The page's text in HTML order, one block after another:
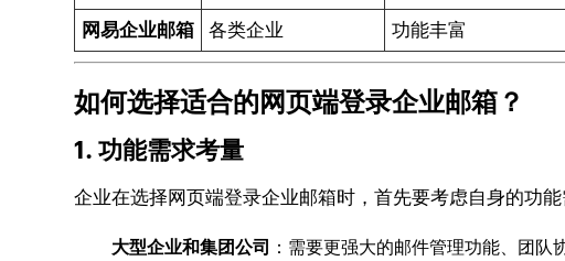
网易企业邮箱
各类企业 功能丰富
如何选择适合的网页端登录企业邮箱？
1. 功能需求考量
企业在选择网页端登录企业邮箱时，首先要考虑自身的功能
大型企业和集团公司 ：需要更强大的邮件管理功能、团队